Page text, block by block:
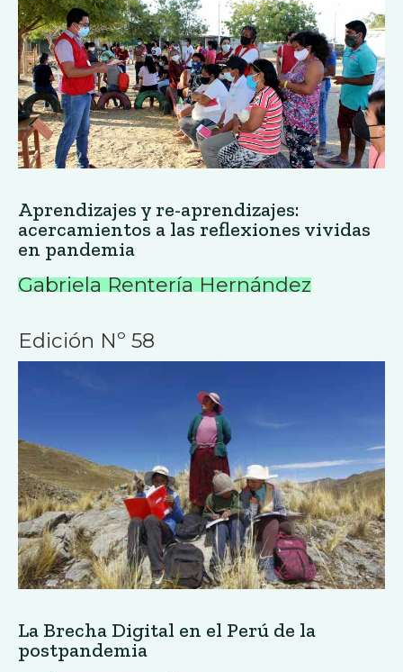
Aprendizajes y re-aprendizajes:
acercamientos a las reflexiones vividas
en pandemia
Gabriela Rentería Hernández
Edición Nº 58
La Brecha Digital en el Perú de la
postpandemia